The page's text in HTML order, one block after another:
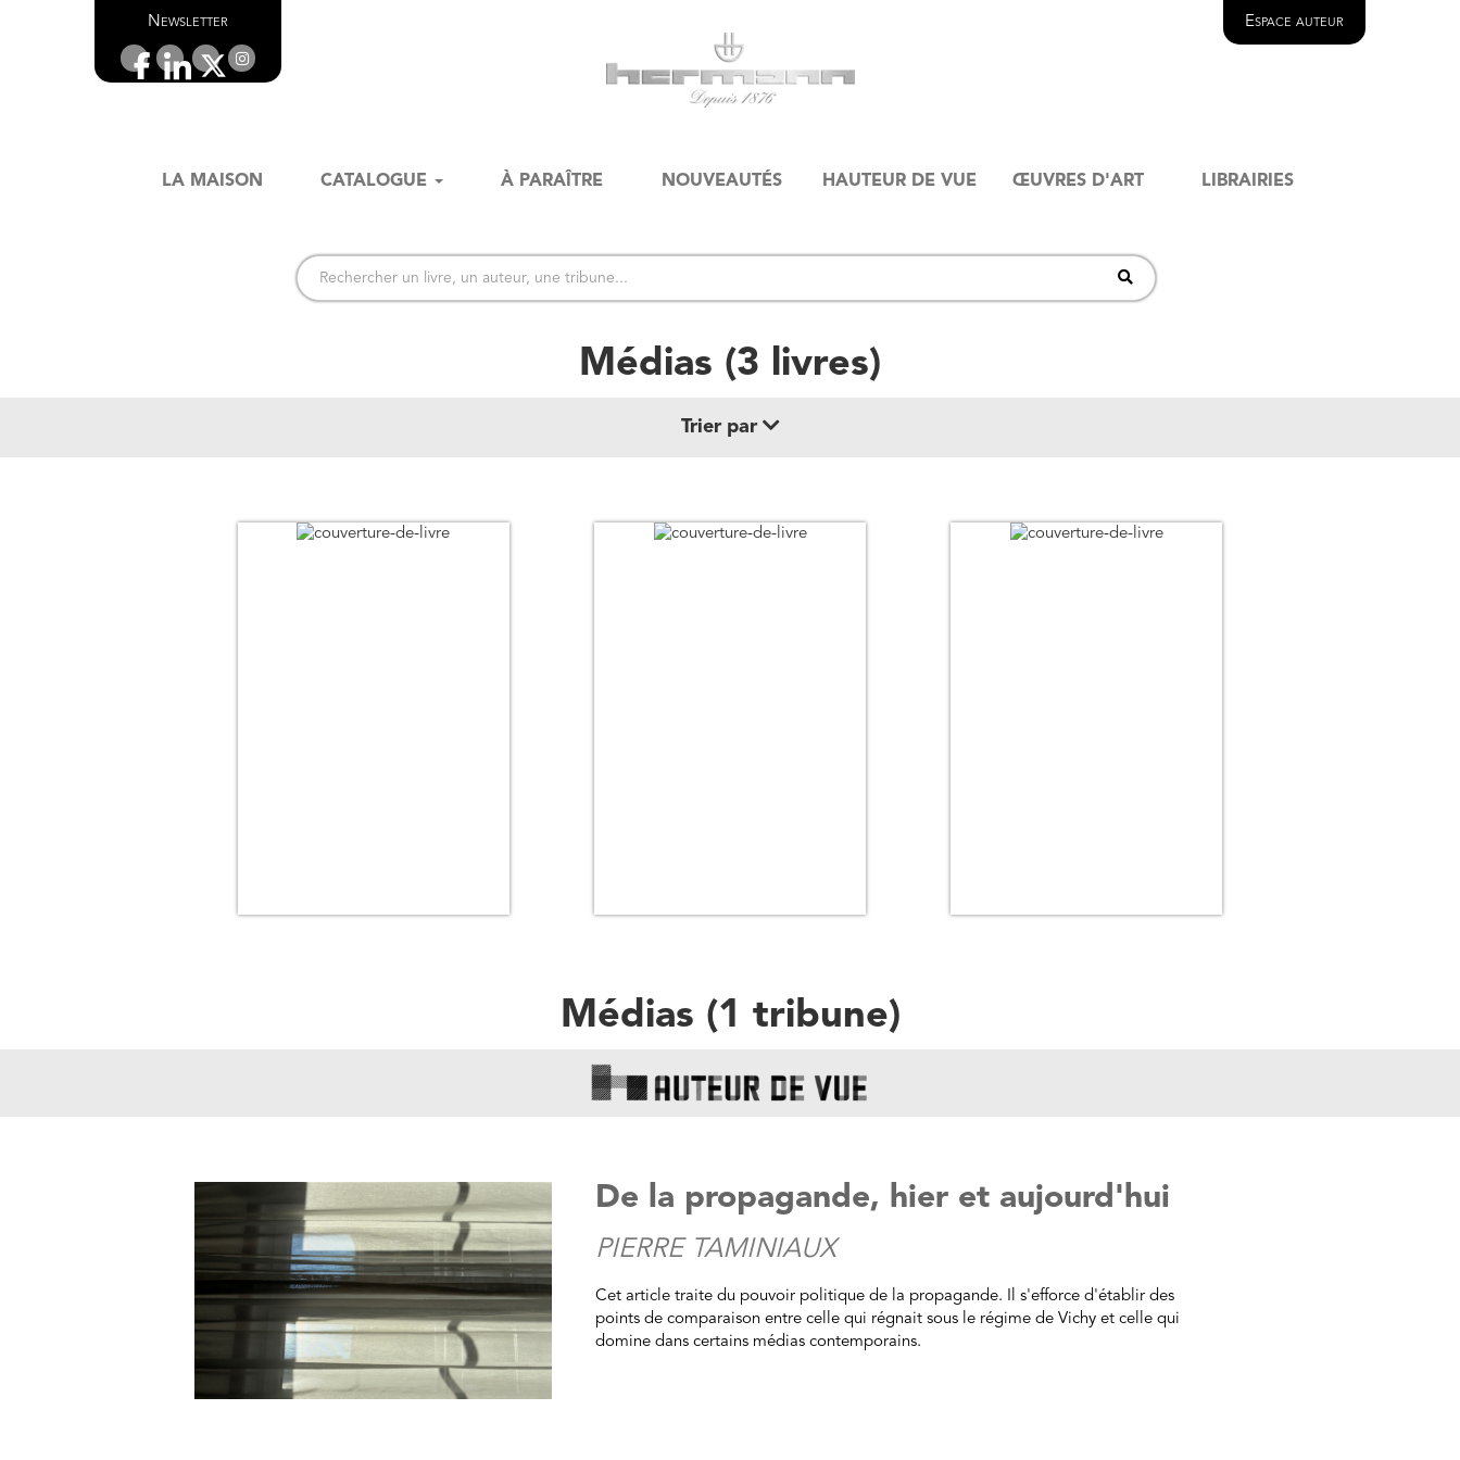
Newsletter Espace auteur
LA MAISON CATALOGUE À PARAÎTRE NOUVEAUTÉS HAUTEUR DE VUE ŒUVRES D'ART LIBRAIRIES
Médias (3 livres)
Trier par
Date de parution (+ ancien au + récent)
Médias (1 tribune)
De la propagande, hier et aujourd'hui
PIERRE TAMINIAUX
Cet article traite du pouvoir politique de la propagande. Il s'efforce d'établir des
points de comparaison entre celle qui régnait sous le régime de Vichy et celle qui
domine dans certains médias contemporains.